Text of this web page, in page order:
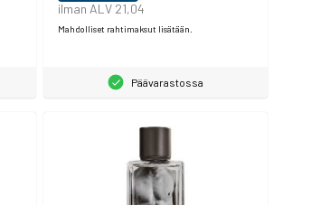
ilman ALV 21,04
Mahdolliset rahtimaksut lisätään.
Päävarastossa